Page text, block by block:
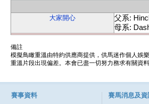
大家開心
父系:
母系:
備註
模擬鳥瞰重溫由特約供應商提供，供馬迷作個人娛
重溫片段出現偏差。本會已盡一切努力務求有關資
賽事資料 賽馬消息及資